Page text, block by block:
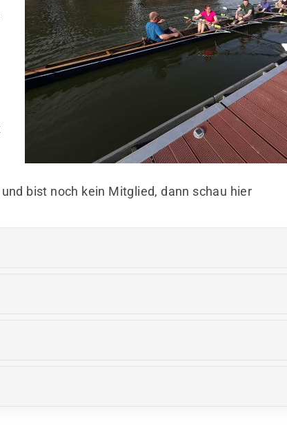
bist noch kein Mitglied, dann schau hier